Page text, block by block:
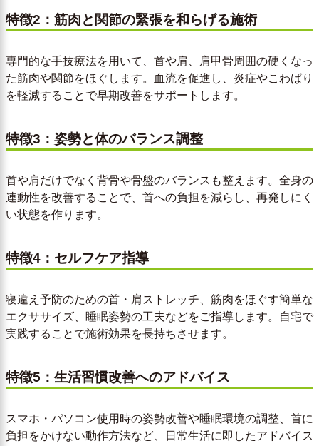
特徴2：筋肉と関節の緊張を和らげる施術
専門的な手技療法を用いて、首や肩、肩甲骨周囲の硬くなっ
た筋肉や関節をほぐします。血流を促進し、炎症やこわばり
を軽減することで早期改善をサポートします。
特徴3：姿勢と体のバランス調整
首や肩だけでなく背骨や骨盤のバランスも整えます。全身の
連動性を改善することで、首への負担を減らし、再発しにく
い状態を作ります。
特徴4：セルフケア指導
寝違え予防のための首・肩ストレッチ、筋肉をほぐす簡単な
エクササイズ、睡眠姿勢の工夫などをご指導します。自宅で
実践することで施術効果を長持ちさせます。
特徴5：生活習慣改善へのアドバイス
スマホ・パソコン使用時の姿勢改善や睡眠環境の調整、首に
負担をかけない動作方法など、日常生活に即したアドバイス